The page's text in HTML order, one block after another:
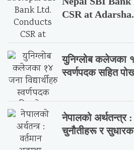
CSR at
युनिग्लोब कलेजका
स्वर्णपदक सहित
नेपालको अर्थतन्त्र :
चुनौतीहरू र